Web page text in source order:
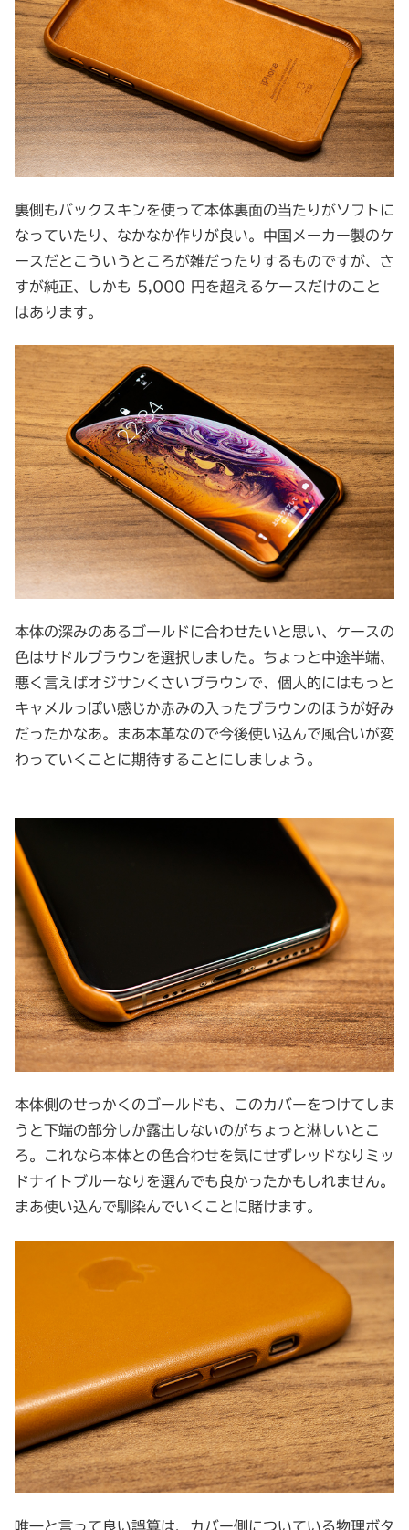
裏側もバックスキンを使って本体裏面の当たりがソフトに
なっていたり、なかなか作りが良い。中国メーカー製のケ
ースだとこういうところが雑だったりするものですが、さ
すが純正、しかも 5,000 円を超えるケースだけのこと
はあります。
本体の深みのあるゴールドに合わせたいと思い、ケースの
色はサドルブラウンを選択しました。ちょっと中途半端、
悪く言えばオジサンくさいブラウンで、個人的にはもっと
キャメルっぽい感じか赤みの入ったブラウンのほうが好み
だったかなあ。まあ本革なので今後使い込んで風合いが変
わっていくことに期待することにしましょう。
本体側のせっかくのゴールドも、このカバーをつけてしま
うと下端の部分しか露出しないのがちょっと淋しいとこ
ろ。これなら本体との色合わせを気にせずレッドなりミッ
ドナイトブルーなりを選んでも良かったかもしれません。
まあ使い込んで馴染んでいくことに賭けます。
唯一と言って良い誤算は、カバー側についている物理ボタ